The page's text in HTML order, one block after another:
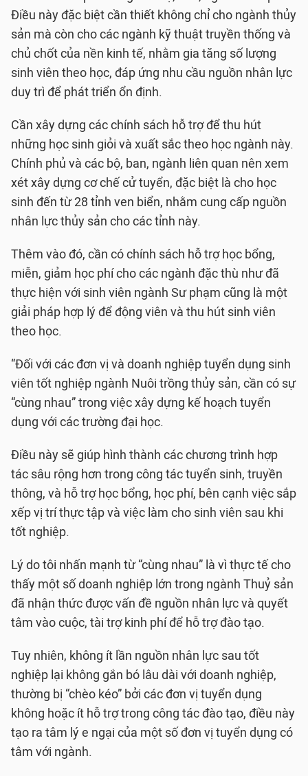
Điều này đặc biệt cần thiết không chỉ cho ngành thủy
sản mà còn cho các ngành kỹ thuật truyền thống và
chủ chốt của nền kinh tế, nhằm gia tăng số lượng
sinh viên theo học, đáp ứng nhu cầu nguồn nhân lực
duy trì để phát triển ổn định.
Cần xây dựng các chính sách hỗ trợ để thu hút
những học sinh giỏi và xuất sắc theo học ngành này.
Chính phủ và các bộ, ban, ngành liên quan nên xem
xét xây dựng cơ chế cử tuyển, đặc biệt là cho học
sinh đến từ 28 tỉnh ven biển, nhằm cung cấp nguồn
nhân lực thủy sản cho các tỉnh này.
Thêm vào đó, cần có chính sách hỗ trợ học bổng,
miễn, giảm học phí cho các ngành đặc thù như đã
thực hiện với sinh viên ngành Sư phạm cũng là một
giải pháp hợp lý để động viên và thu hút sinh viên
theo học.
“Đối với các đơn vị và doanh nghiệp tuyển dụng sinh
viên tốt nghiệp ngành Nuôi trồng thủy sản, cần có sự
“cùng nhau” trong việc xây dựng kế hoạch tuyển
dụng với các trường đại học.
Điều này sẽ giúp hình thành các chương trình hợp
tác sâu rộng hơn trong công tác tuyển sinh, truyền
thông, và hỗ trợ học bổng, học phí, bên cạnh việc sắp
xếp vị trí thực tập và việc làm cho sinh viên sau khi
tốt nghiệp.
Lý do tôi nhấn mạnh từ “cùng nhau” là vì thực tế cho
thấy một số doanh nghiệp lớn trong ngành Thuỷ sản
đã nhận thức được vấn đề nguồn nhân lực và quyết
tâm vào cuộc, tài trợ kinh phí để hỗ trợ đào tạo.
Tuy nhiên, không ít lần nguồn nhân lực sau tốt
nghiệp lại không gắn bó lâu dài với doanh nghiệp,
thường bị “chèo kéo” bởi các đơn vị tuyển dụng
không hoặc ít hỗ trợ trong công tác đào tạo, điều này
tạo ra tâm lý e ngại của một số đơn vị tuyển dụng có
tâm với ngành.